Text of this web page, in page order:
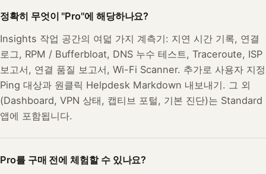
정확히 무엇이 "Pro"에 해당하나요?
Insights 작업 공간의 여덟 가지 계측기: 지연 시간 기록, 연결
로그, RPM / Bufferbloat, DNS 누수 테스트, Traceroute, ISP
보고서, 연결 품질 보고서, Wi-Fi Scanner. 추가로 사용자 지정
Ping 대상과 원클릭 Helpdesk Markdown 내보내기. 그 외
(Dashboard, VPN 상태, 캡티브 포털, 기본 진단)는 Standard
앱에 포함됩니다.
Pro를 구매 전에 체험할 수 있나요?